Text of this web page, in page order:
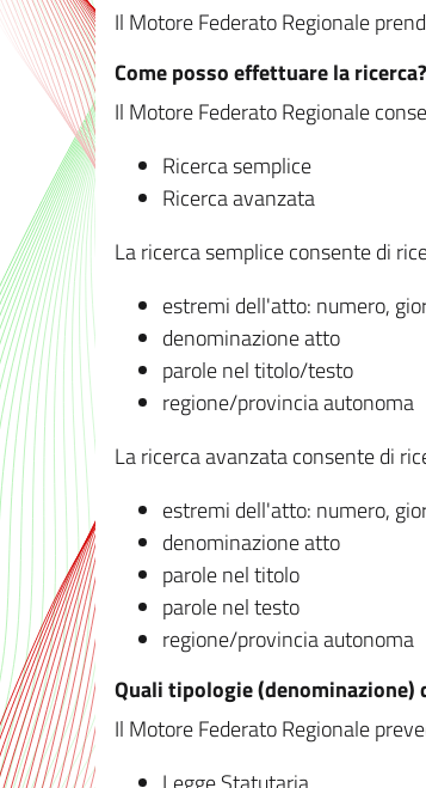
Il Motore Federato Regionale
Come posso effettuare la ricerca?
Il Motore Federato Regionale
Ricerca semplice
Ricerca avanzata
La ricerca semplice consente di
estremi dell'atto: numero,
denominazione atto
parole nel titolo/testo
regione/provincia autonoma
La ricerca avanzata consente di
estremi dell'atto: numero,
denominazione atto
parole nel titolo
parole nel testo
regione/provincia autonoma
Quali tipologie
Il Motore Federato Regionale